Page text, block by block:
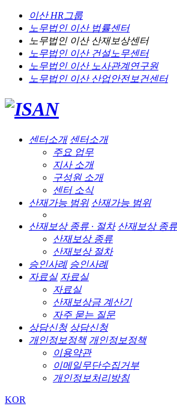
이산 HR그룹
노무법인 이산법률센터
노무법인 이산산재보상센터
노무법인 이산건설노무센터
노무법인 이산노사관계연구원
노무법인 이산산업안전보건센터
센터소개 센터소개
주요 업무
지사 소개
구성원 소개
센터 소식
산재가능 범위 산재가능 범위
산재보상 종류 · 절차 산재보상 종
산재보상 종류
산재보상 절차
승인사례 승인사례
자료실 자료실
자료실
산재보상금 계산기
자주 묻는 질문
상담신청 상담신청
개인정보정책 개인정보정책
이용약관
이메일무단수집거부
개인정보처리방침
KOR